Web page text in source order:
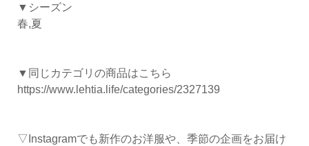
▼シーズン
春,夏
▼同じカテゴリの商品はこちら
https://www.lehtia.life/categories/2327139
▽Instagramでも新作のお洋服や、季節の企画をお届け